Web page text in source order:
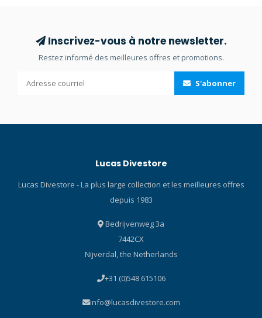
Inscrivez-vous à notre newsletter.
Restez informé des meilleures offres et promotions.
S'abonner
Lucas Divestore
Lucas Divestore - La plus large collection et les meilleures offres
depuis 1983
Bedrijvenweg 3a
7442CX
Nijverdal, the Netherlands
+31 (0)548 615106
info@lucasdivestore.com